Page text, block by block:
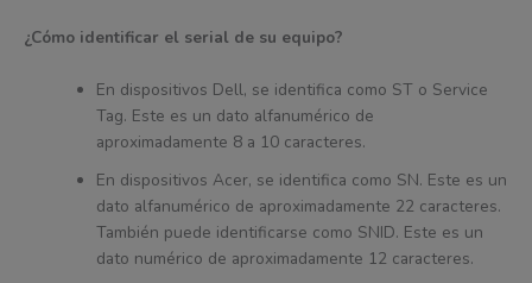
¿Cómo identificar el serial de su equipo?
En dispositivos Dell, se identifica como ST o Service
Tag. Este es un dato alfanumérico de
aproximadamente 8 a 10 caracteres.
En dispositivos Acer, se identifica como SN. Este es un
dato alfanumérico de aproximadamente 22 caracteres.
También puede identificarse como SNID. Este es un
dato numérico de aproximadamente 12 caracteres.